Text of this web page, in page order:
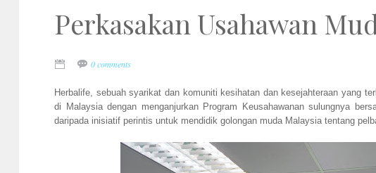
Perkasakan Usahawan
0 comments
Herbalife, sebuah syarikat dan komuniti kesihatan dan kesejahteraan yang
di Malaysia dengan menganjurkan Program Keusahawanan sulungnya
daripada inisiatif perintis untuk mendidik golongan muda Malaysia tentang